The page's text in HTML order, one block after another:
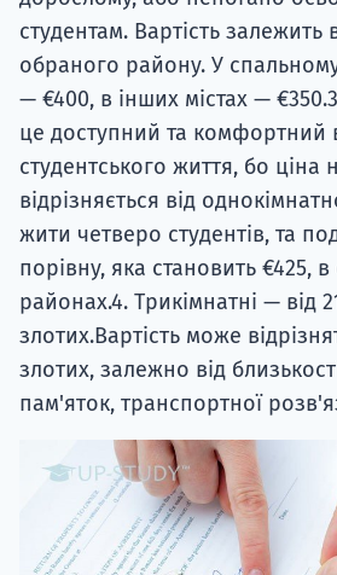
студентам. Вартість залежить
обраного району. У
— €400, в інших містах —
це доступний та комфортний
студентського життя, бо ціна
відрізняється від
жити четверо студентів, та
порівну, яка становить €425,
районах.4. Трикімнатні — від
злотих.Вартість може
злотих, залежно від
пам'яток, транспортної